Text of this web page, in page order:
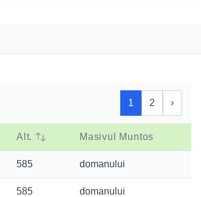
1 2 ›
Alt. Masivul Muntos
585 domanului
585 domanului